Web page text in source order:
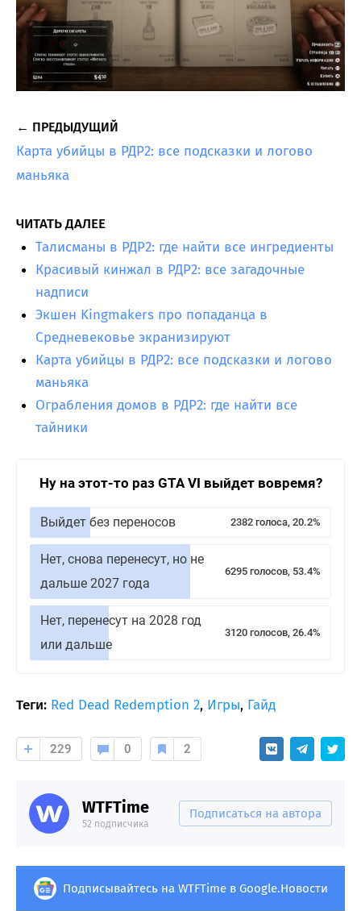
← ПРЕДЫДУЩИЙ
Карта убийцы в РДР2: все подсказки и логово
маньяка
ЧИТАТЬ ДАЛЕЕ
Талисманы в РДР2: где найти все ингредиенты
Красивый кинжал в РДР2: все загадочные
надписи
Экшен Kingmakers про попаданца в
Средневековье экранизируют
Карта убийцы в РДР2: все подсказки и логово
маньяка
Ограбления домов в РДР2: где найти все
тайники
Ну на этот-то раз GTA VI выйдет вовремя?
Выйдет без переносов 2382 голоса, 20.2%
Нет, снова перенесут, но не
дальше 2027 года
6295 голосов, 53.4%
Нет, перенесут на 2028 год
или дальше
3120 голосов, 26.4%
Теги: Red Dead Redemption 2, Игры, Гайд
229 0 2
WTFTime
52 подписчика
Подписаться на автора
Подписывайтесь на WTFTime в Google.Новости